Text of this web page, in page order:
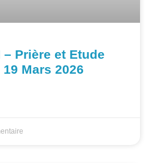
– Prière et Etude
Mars 2026